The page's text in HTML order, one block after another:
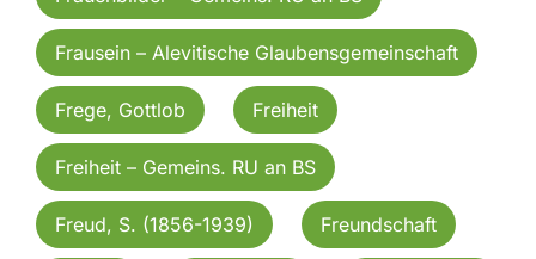
Frausein – Alevitische Glaubensgemeinschaft
Frege, Gottlob Freiheit
Freiheit – Gemeins. RU an BS
Freud, S. (1856-1939) Freundschaft